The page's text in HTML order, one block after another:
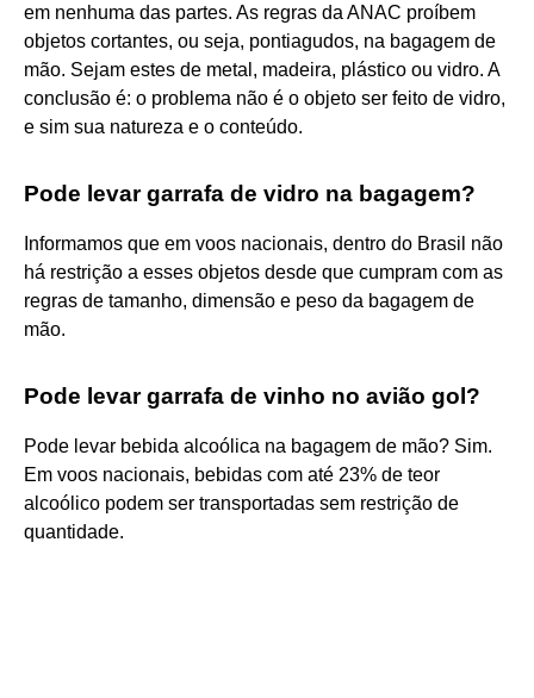
em nenhuma das partes. As regras da ANAC proíbem
objetos cortantes, ou seja, pontiagudos, na bagagem de
mão. Sejam estes de metal, madeira, plástico ou vidro. A
conclusão é: o problema não é o objeto ser feito de vidro,
e sim sua natureza e o conteúdo.
Pode levar garrafa de vidro na bagagem?
Informamos que em voos nacionais, dentro do Brasil não
há restrição a esses objetos desde que cumpram com as
regras de tamanho, dimensão e peso da bagagem de
mão.
Pode levar garrafa de vinho no avião gol?
Pode levar bebida alcoólica na bagagem de mão? Sim.
Em voos nacionais, bebidas com até 23% de teor
alcoólico podem ser transportadas sem restrição de
quantidade.